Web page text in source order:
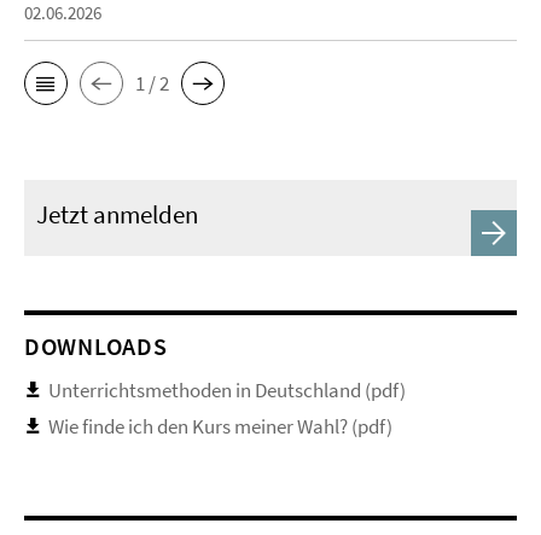
02.06.2026
1 / 2
Jetzt anmelden
DOWNLOADS
Unterrichtsmethoden in Deutschland (pdf)
Wie finde ich den Kurs meiner Wahl? (pdf)